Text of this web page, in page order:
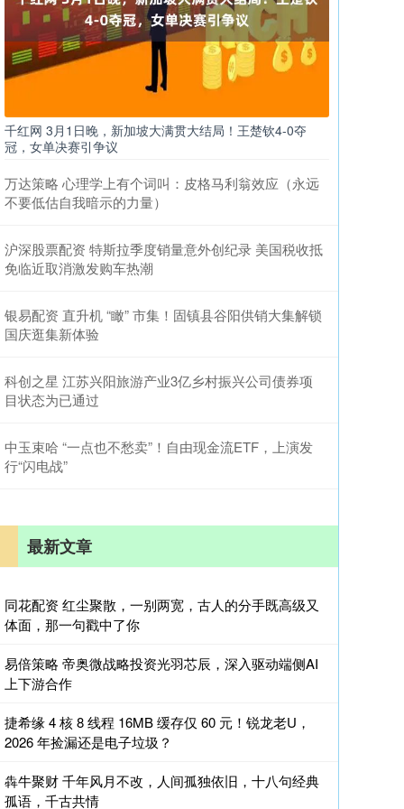
千红网 3月1日晚，新加坡大满贯大结局！王楚钦4-0夺
冠，女单决赛引争议
万达策略 心理学上有个词叫：皮格马利翁效应（永远
不要低估自我暗示的力量）
沪深股票配资 特斯拉季度销量意外创纪录 美国税收抵
免临近取消激发购车热潮
银易配资 直升机 “瞰” 市集！固镇县谷阳供销大集解锁
国庆逛集新体验
科创之星 江苏兴阳旅游产业3亿乡村振兴公司债券项
目状态为已通过
中玉束哈 “一点也不愁卖”！自由现金流ETF，上演发
行“闪电战”
最新文章
同花配资 红尘聚散，一别两宽，古人的分手既高级又
体面​，那一句戳中了你
易倍策略 帝奥微战略投资光羽芯辰，深入驱动端侧AI
上下游合作
捷希缘 4 核 8 线程 16MB 缓存仅 60 元！锐龙老U，
2026 年捡漏还是电子垃圾？
犇牛聚财 千年风月不改，人间孤独依旧，十八句经典
孤语，千古共情